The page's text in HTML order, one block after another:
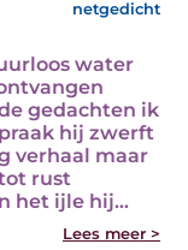
netgedicht
water
gedachten ik
hij zwerft
verhaal maar
rust
het ijle hij…
Lees meer >